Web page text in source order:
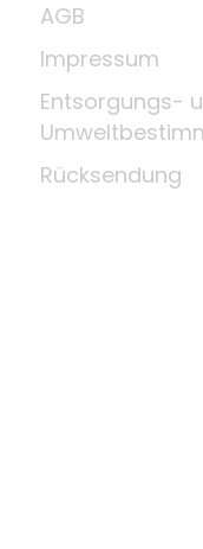
AGB
Impressum
Entsorgungs-
Rücksendung